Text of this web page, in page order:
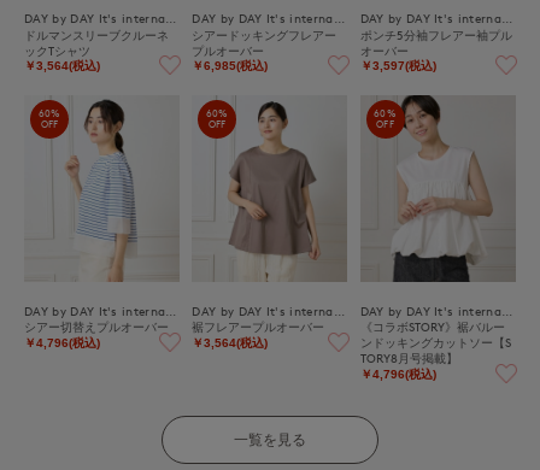
ドルマンスリーブクルーネ
ックTシャツ
￥3,564(税込)
シアードッキングフレアー
プルオーバー
￥6,985(税込)
ポンチ5分袖フレアー袖プル
オーバー
￥3,597(税込)
60%
OFF
シアー切替えプルオーバー
￥4,796(税込)
60%
OFF
裾フレアープルオーバー
￥3,564(税込)
60%
OFF
《コラボSTORY》裾バルー
ンドッキングカットソー【S
TORY8月号掲載】
￥4,796(税込)
一覧を見る